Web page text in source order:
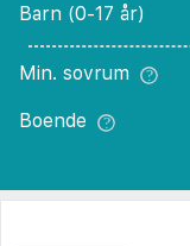
Barn (0-17 år)
Min. sovrum
Boende